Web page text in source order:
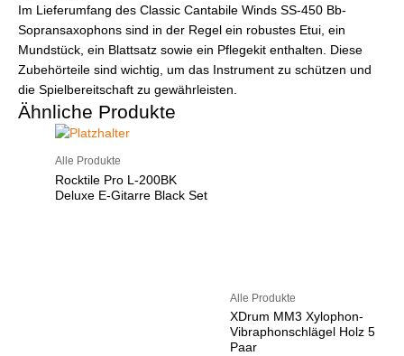
Im Lieferumfang des Classic Cantabile Winds SS-450 Bb-
Sopransaxophons sind in der Regel ein robustes Etui, ein
Mundstück, ein Blattsatz sowie ein Pflegekit enthalten. Diese
Zubehörteile sind wichtig, um das Instrument zu schützen und
die Spielbereitschaft zu gewährleisten.
Ähnliche Produkte
Alle Produkte
Rocktile Pro L-200BK
Deluxe E-Gitarre Black Set
Alle Produkte
XDrum MM3 Xylophon-
Vibraphonschlägel Holz 5
Paar